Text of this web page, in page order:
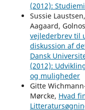
(2012):
Sussie
Aagaard,
vejlederbrev til
diskussion af
Dansk
(2012):
og muligheder
Gitte
Mørcke, Hvad